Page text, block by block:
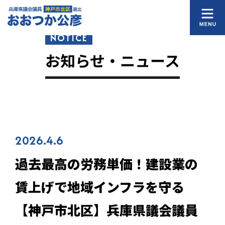
NOTICE
お知らせ・ニュース
2026.4.6
過去最高の労務単価！建設業の
賃上げで地域インフラを守る
【神戸市北区】兵庫県議会議員